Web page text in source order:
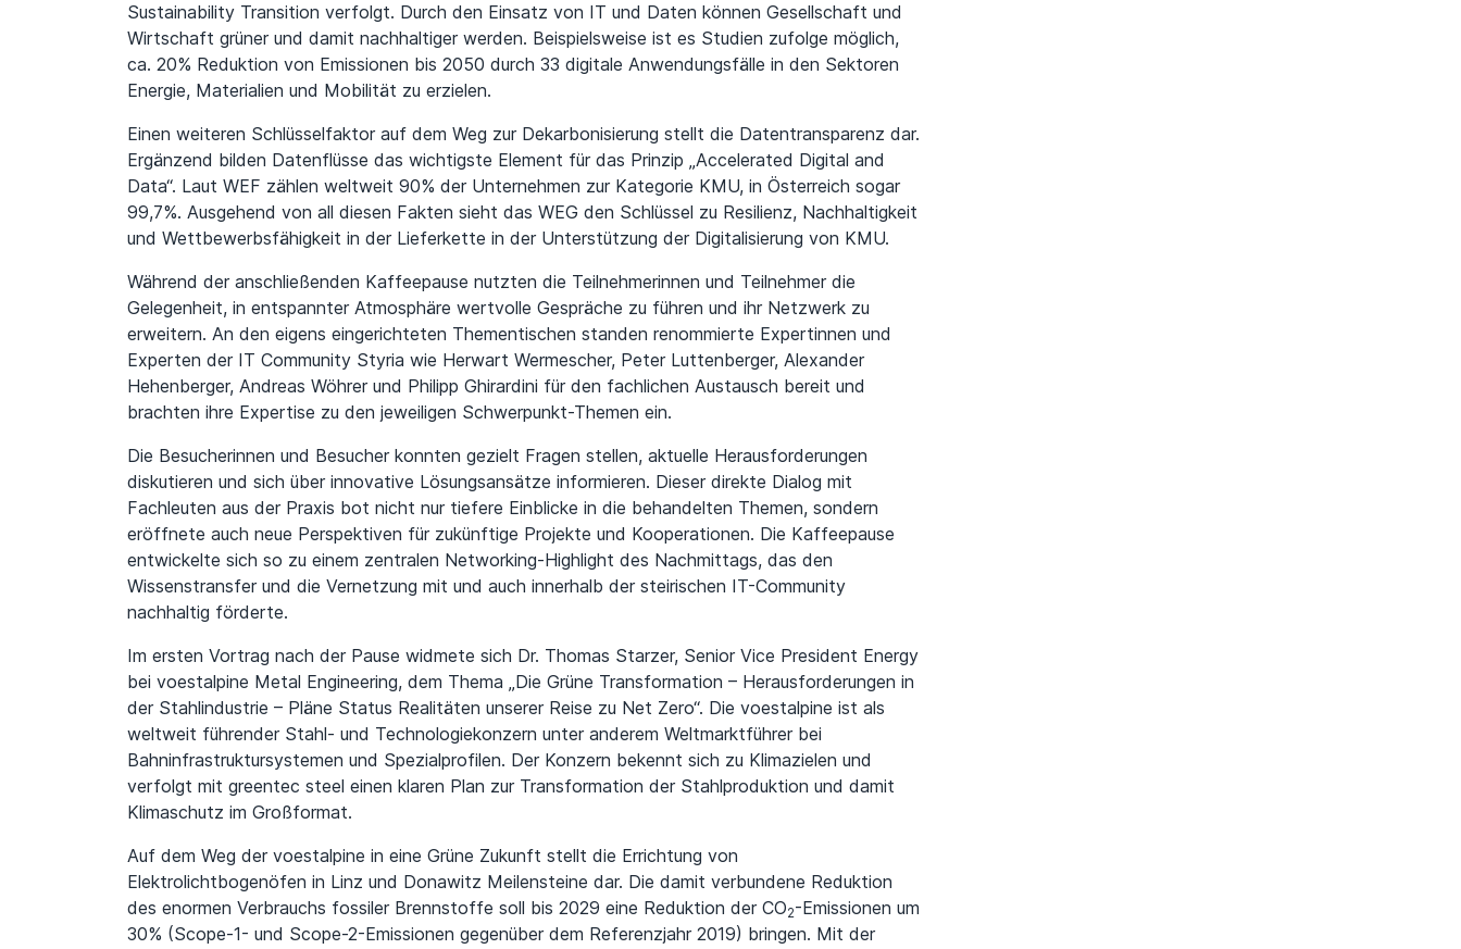
Sustainability Transition verfolgt. Durch den Einsatz von IT und Daten können Gesellschaft und
Wirtschaft grüner und damit nachhaltiger werden. Beispielsweise ist es Studien zufolge möglich,
ca. 20% Reduktion von Emissionen bis 2050 durch 33 digitale Anwendungsfälle in den Sektoren
Energie, Materialien und Mobilität zu erzielen.
Einen weiteren Schlüsselfaktor auf dem Weg zur Dekarbonisierung stellt die Datentransparenz dar.
Ergänzend bilden Datenflüsse das wichtigste Element für das Prinzip „Accelerated Digital and
Data“. Laut WEF zählen weltweit 90% der Unternehmen zur Kategorie KMU, in Österreich sogar
99,7%. Ausgehend von all diesen Fakten sieht das WEG den Schlüssel zu Resilienz, Nachhaltigkeit
und Wettbewerbsfähigkeit in der Lieferkette in der Unterstützung der Digitalisierung von KMU.
Während der anschließenden Kaffeepause nutzten die Teilnehmerinnen und Teilnehmer die
Gelegenheit, in entspannter Atmosphäre wertvolle Gespräche zu führen und ihr Netzwerk zu
erweitern. An den eigens eingerichteten Thementischen standen renommierte Expertinnen und
Experten der IT Community Styria wie Herwart Wermescher, Peter Luttenberger, Alexander
Hehenberger, Andreas Wöhrer und Philipp Ghirardini für den fachlichen Austausch bereit und
brachten ihre Expertise zu den jeweiligen Schwerpunkt-Themen ein.
Die Besucherinnen und Besucher konnten gezielt Fragen stellen, aktuelle Herausforderungen
diskutieren und sich über innovative Lösungsansätze informieren. Dieser direkte Dialog mit
Fachleuten aus der Praxis bot nicht nur tiefere Einblicke in die behandelten Themen, sondern
eröffnete auch neue Perspektiven für zukünftige Projekte und Kooperationen. Die Kaffeepause
entwickelte sich so zu einem zentralen Networking-Highlight des Nachmittags, das den
Wissenstransfer und die Vernetzung mit und auch innerhalb der steirischen IT-Community
nachhaltig förderte.
Im ersten Vortrag nach der Pause widmete sich Dr. Thomas Starzer, Senior Vice President Energy
bei voestalpine Metal Engineering, dem Thema „Die Grüne Transformation – Herausforderungen in
der Stahlindustrie – Pläne Status Realitäten unserer Reise zu Net Zero“. Die voestalpine ist als
weltweit führender Stahl- und Technologiekonzern unter anderem Weltmarktführer bei
Bahninfrastruktursystemen und Spezialprofilen. Der Konzern bekennt sich zu Klimazielen und
verfolgt mit greentec steel einen klaren Plan zur Transformation der Stahlproduktion und damit
Klimaschutz im Großformat.
Auf dem Weg der voestalpine in eine Grüne Zukunft stellt die Errichtung von
Elektrolichtbogenöfen in Linz und Donawitz Meilensteine dar. Die damit verbundene Reduktion
des enormen Verbrauchs fossiler Brennstoffe soll bis 2029 eine Reduktion der CO2-Emissionen um
30% (Scope-1- und Scope-2-Emissionen gegenüber dem Referenzjahr 2019) bringen. Mit der